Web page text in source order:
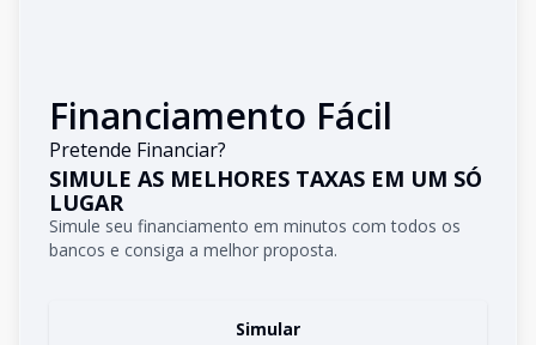
Financiamento Fácil
Pretende Financiar?
SIMULE AS MELHORES TAXAS EM UM SÓ
LUGAR
Simule seu financiamento em minutos com todos os
bancos e consiga a melhor proposta.
Simular